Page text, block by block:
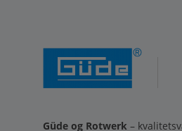
Güde og Rotwerk –